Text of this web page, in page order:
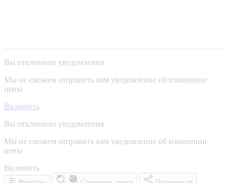
Вы отключили уведомления
Мы не сможем отправить вам уведомление об изменении
цены
Включить
Вы отключили уведомления
Мы не сможем отправить вам уведомление об изменении
цены
Включить